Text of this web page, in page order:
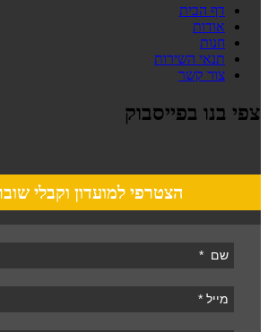
דף הבית
אודות
חנות
תנאי השירות
צור קשר
צפי בנו בפייסבוק
הצטרפי למועדון וקבלי